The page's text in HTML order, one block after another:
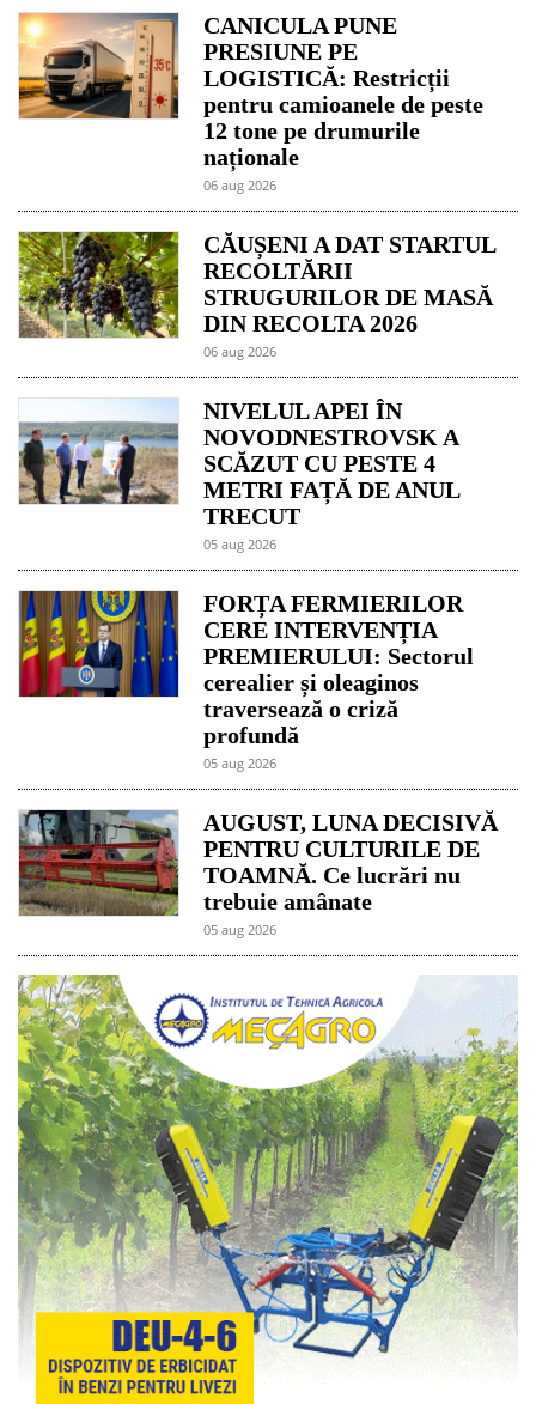
CANICULA PUNE
PRESIUNE PE
LOGISTICĂ: Restricții
pentru camioanele de peste
12 tone pe drumurile
naționale
06 aug 2026
CĂUȘENI A DAT STARTUL
RECOLTĂRII
STRUGURILOR DE MASĂ
DIN RECOLTA 2026
06 aug 2026
NIVELUL APEI ÎN
NOVODNESTROVSK A
SCĂZUT CU PESTE 4
METRI FAȚĂ DE ANUL
TRECUT
05 aug 2026
FORȚA FERMIERILOR
CERE INTERVENȚIA
PREMIERULUI: Sectorul
cerealier și oleaginos
traversează o criză
profundă
05 aug 2026
AUGUST, LUNA DECISIVĂ
PENTRU CULTURILE DE
TOAMNĂ. Ce lucrări nu
trebuie amânate
05 aug 2026